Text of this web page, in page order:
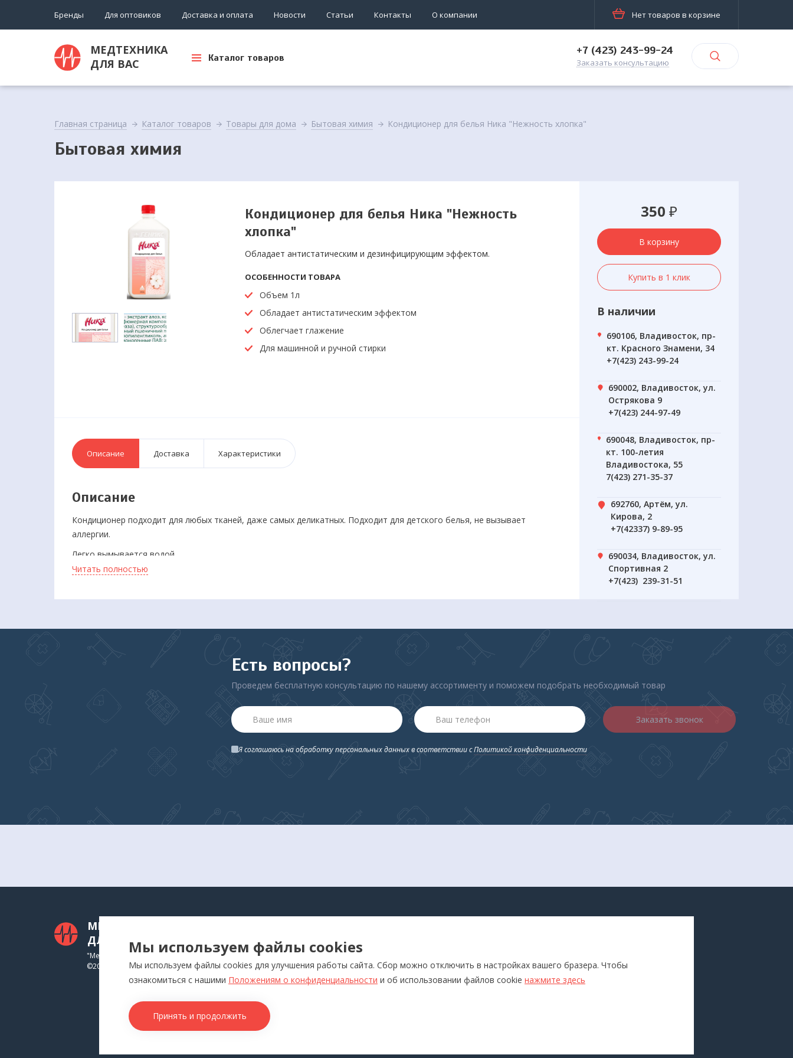
Бренды Для оптовиков Доставка и оплата Новости Статьи Контакты О компании Нет товаров в корзине
МЕДТЕХНИКА
ДЛЯ ВАС
Каталог товаров
+7 (423) 243-99-24
Заказать консультацию
Главная страница Каталог товаров Товары для дома Бытовая химия Кондиционер для белья Ника "Нежность хлопка"
Бытовая химия
Кондиционер для белья Ника "Нежность
хлопка"
Обладает антистатическим и дезинфицирующим эффектом.
ОСОБЕННОСТИ ТОВАРА
Объем 1л
Обладает антистатическим эффектом
Облегчает глажение
Для машинной и ручной стирки
Описание Доставка Характеристики
Описание
Кондиционер подходит для любых тканей, даже самых деликатных. Подходит для детского белья, не вызывает
аллергии.
Легко вымывается водой.
В нашем магазине вы можете приобрести кондиционер "Нежность хлопка" онлайн и по телефону. Оптом и в
Читать полностью
350 ₽
В корзину
Купить в 1 клик
В наличии
690106, Владивосток, пр-
кт. Красного Знамени, 34
+7(423) 243-99-24
690002, Владивосток, ул.
Острякова 9
+7(423) 244-97-49
690048, Владивосток, пр-
кт. 100-летия
Владивостока, 55
7(423) 271-35-37
692760, Артём, ул.
Кирова, 2
+7(42337) 9-89-95
690034, Владивосток, ул.
Спортивная 2
+7(423) 239-31-51
Есть вопросы?
Проведем бесплатную консультацию по нашему ассортименту и поможем подобрать необходимый товар
Заказать звонок
Я соглашаюсь на обработку персональных данных в соответствии сПолитикой конфиденциальности
МЕДТЕХНИКА
ДЛЯ ВАС
"Медтехника для Вас"
©2026
Приборы для самоконтроля
Ингаляторы
Физиотерапевтические аппараты
Аппликаторы
Изделия медназначения
Слуховые аппараты и усилители
звука
Бренды
Мы используем файлы cookies
Мы используем файлы cookies для улучшения работы сайта. Сбор можно отключить в настройках вашего бразера. Чтобы
ознакомиться с нашими Положениям о конфиденциальности и об использовании файлов cookie нажмите здесь
Принять и продолжить